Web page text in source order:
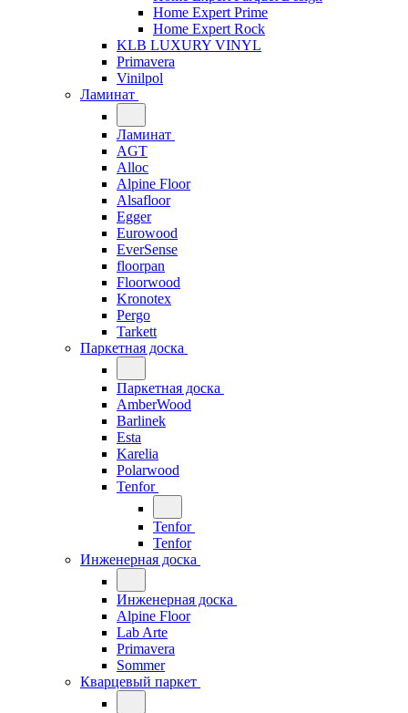
Home Expert Prime
Home Expert Rock
KLB LUXURY VINYL
Primavera
Vinilpol
Ламинат
Ламинат
AGT
Alloc
Alpine Floor
Alsafloor
Egger
Eurowood
EverSense
floorpan
Floorwood
Kronotex
Pergo
Tarkett
Паркетная доска
Паркетная доска
AmberWood
Barlinek
Esta
Karelia
Polarwood
Tenfor
Tenfor
Tenfor
Инженерная доска
Инженерная доска
Alpine Floor
Lab Arte
Primavera
Sommer
Кварцевый паркет